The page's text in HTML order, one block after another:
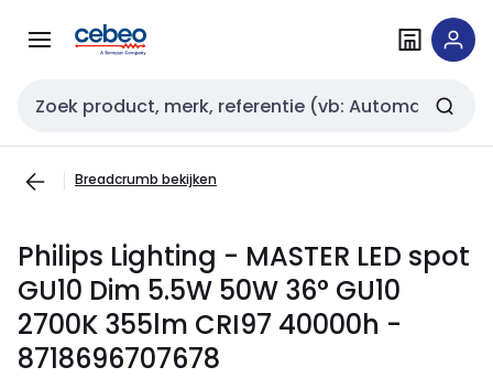
naar
naar
Zoekveld invoer
Breadcrumb bekijken
Philips Lighting - MASTER LED spot
GU10 Dim 5.5W 50W 36° GU10
2700K 355lm CRI97 40000h -
8718696707678